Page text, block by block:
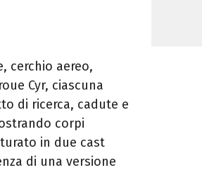
cerchio aereo,
Cyr, ciascuna
di ricerca, cadute e
corpi
in due cast
di una versione